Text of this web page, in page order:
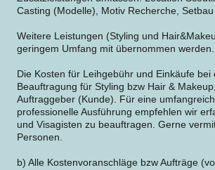
Casting (Modelle), Motiv Recherche, Setbau
Weitere Leistungen (Styling und
geringem Umfang mit übernommen werden.
Die Kosten für Leihgebühr und Einkäufe bei
Beauftragung für Styling bzw Hair &
Auftraggeber (Kunde). Für eine
professionelle Ausführung empfehlen wir
und Visagisten zu beauftragen. Gerne
Personen.
b) Alle Kostenvoranschläge bzw Aufträge